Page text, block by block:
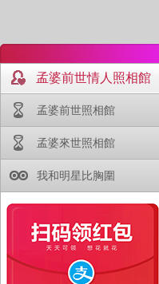
孟婆前世情人照相館
孟婆前世照相館
孟婆來世照相館
我和明星比胸圍